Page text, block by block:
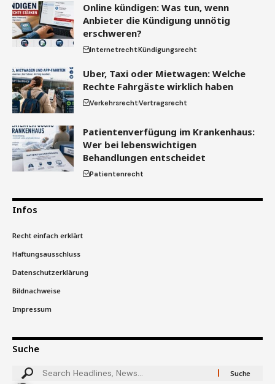
Online kündigen: Was tun, wenn
Anbieter die Kündigung unnötig
erschweren?
InternetrechtKündigungsrecht
Uber, Taxi oder Mietwagen: Welche
Rechte Fahrgäste wirklich haben
VerkehrsrechtVertragsrecht
Patientenverfügung im Krankenhaus:
Wer bei lebenswichtigen
Behandlungen entscheidet
Patientenrecht
Infos
Recht einfach erklärt
Haftungsausschluss
Datenschutzerklärung
Bildnachweise
Impressum
Suche